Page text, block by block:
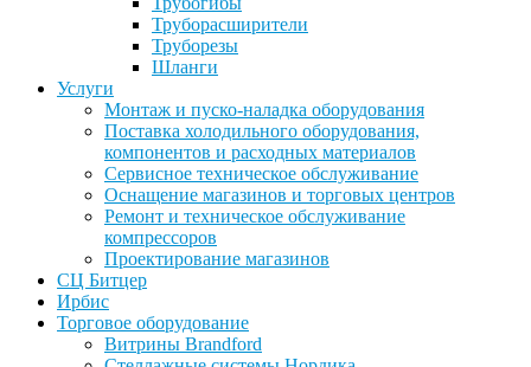
Труборасширители
Труборезы
Шланги
Услуги
Монтаж и пуско-наладка оборудования
Поставка холодильного оборудования,
компонентов и расходных материалов
Сервисное техническое обслуживание
Оснащение магазинов и торговых центров
Ремонт и техническое обслуживание
компрессоров
Проектирование магазинов
СЦ Битцер
Ирбис
Торговое оборудование
Витрины Brandford